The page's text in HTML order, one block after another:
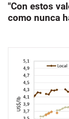
"Con estos
como nunca